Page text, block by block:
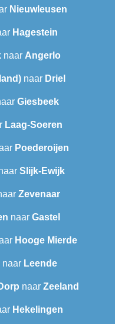
Nieuwleusen
Hagestein
naar Angerlo
naar Driel
Giesbeek
Laag-Soeren
Poederoijen
Slijk-Ewijk
Zevenaar
naar Gastel
Hooge Mierde
naar Leende
naar Zeeland
Hekelingen